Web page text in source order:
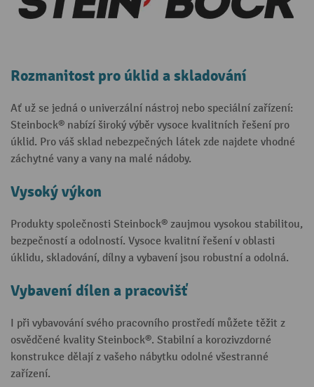
Rozmanitost pro úklid a skladování
Ať už se jedná o univerzální nástroj nebo speciální zařízení:
Steinbock® nabízí široký výběr vysoce kvalitních řešení pro
úklid. Pro váš sklad nebezpečných látek zde najdete vhodné
záchytné vany a vany na malé nádoby.
Vysoký výkon
Produkty společnosti Steinbock® zaujmou vysokou stabilitou,
bezpečností a odolností. Vysoce kvalitní řešení v oblasti
úklidu, skladování, dílny a vybavení jsou robustní a odolná.
Vybavení dílen a pracovišť
I při vybavování svého pracovního prostředí můžete těžit z
osvědčené kvality Steinbock®. Stabilní a korozivzdorné
konstrukce dělají z vašeho nábytku odolné všestranné
zařízení.